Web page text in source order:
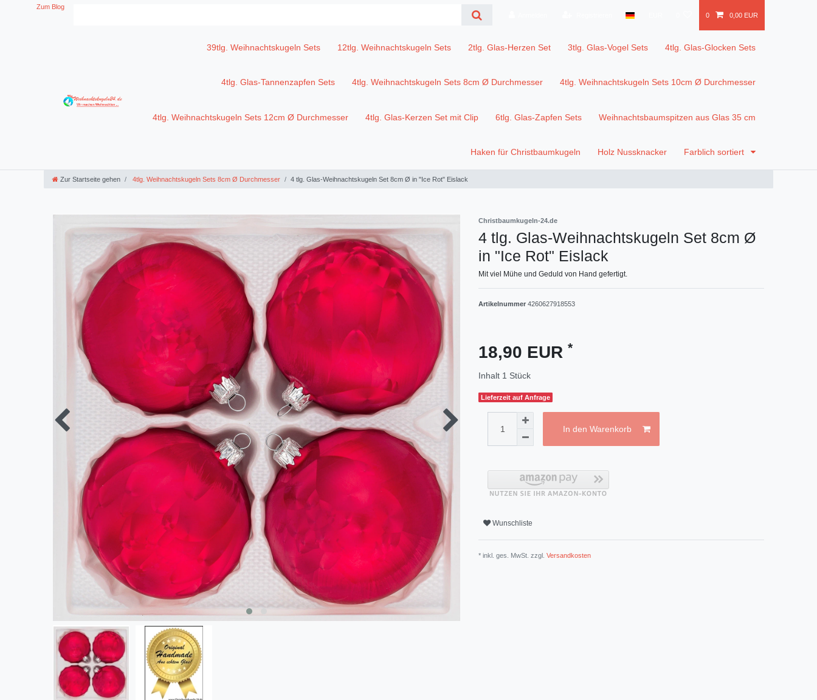
Zum Blog
0 0,00 EUR
39tlg. Weihnachtskugeln Sets 12tlg. Weihnachtskugeln Sets 2tlg. Glas-Herzen Set 3tlg. Glas-Vogel Sets 4tlg. Glas-Glocken Sets
4tlg. Glas-Tannenzapfen Sets 4tlg. Weihnachtskugeln Sets 8cm Ø Durchmesser 4tlg. Weihnachtskugeln Sets 10cm Ø Durchmesser
4tlg. Weihnachtskugeln Sets 12cm Ø Durchmesser 4tlg. Glas-Kerzen Set mit Clip 6tlg. Glas-Zapfen Sets Weihnachtsbaumspitzen aus Glas 35 cm
Haken für Christbaumkugeln Holz Nussknacker Farblich sortiert
Zur Startseite gehen 4tlg. Weihnachtskugeln Sets 8cm Ø Durchmesser 4 tlg. Glas-Weihnachtskugeln Set 8cm Ø in "Ice Rot" Eislack
Christbaumkugeln-24.de
4 tlg. Glas-Weihnachtskugeln Set 8cm Ø
in "Ice Rot" Eislack
Mit viel Mühe und Geduld von Hand gefertigt.
Artikelnummer 4260627918553
18,90 EUR *
Inhalt 1 Stück
Lieferzeit auf Anfrage
In den Warenkorb
Wunschliste
* inkl. ges. MwSt. zzgl. Versandkosten